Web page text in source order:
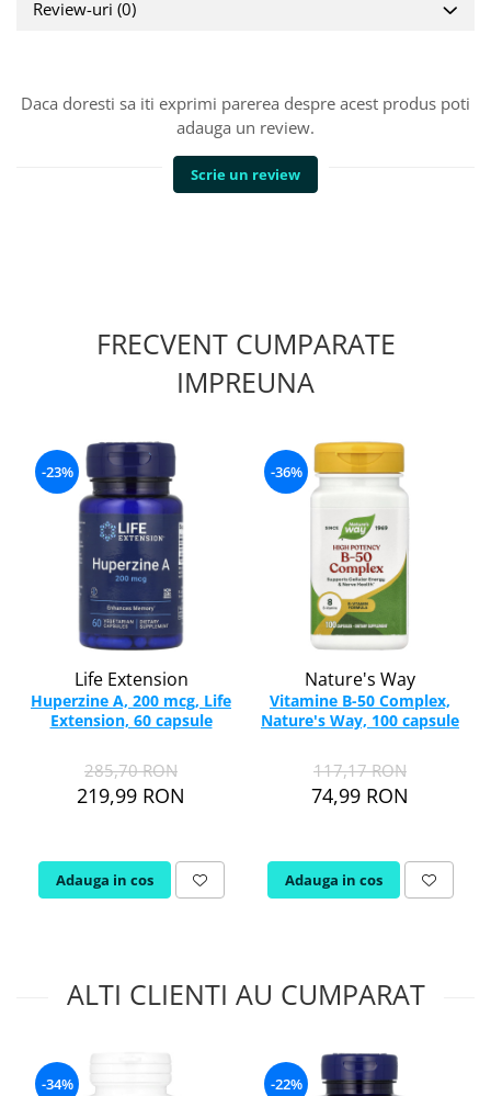
Review-uri (0)
Daca doresti sa iti exprimi parerea despre acest produs poti
adauga un review.
Scrie un review
FRECVENT CUMPARATE
IMPREUNA
-23%
Life Extension
Huperzine A, 200 mcg, Life
Extension, 60 capsule
285,70 RON
219,99 RON
Adauga in cos
-36%
Nature's Way
Vitamine B-50 Complex,
Nature's Way, 100 capsule
117,17 RON
74,99 RON
Adauga in cos
ALTI CLIENTI AU CUMPARAT
-34% -22%